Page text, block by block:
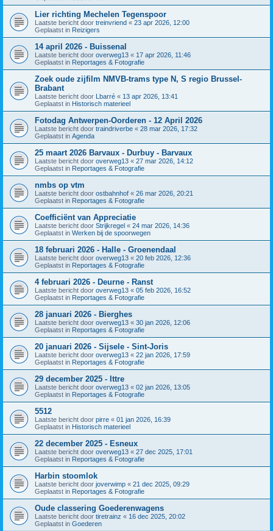
Lier richting Mechelen Tegenspoor
Laatste bericht door treinvriend « 23 apr 2026, 12:00
Geplaatst in Reizigers
14 april 2026 - Buissenal
Laatste bericht door overweg13 « 17 apr 2026, 11:46
Geplaatst in Reportages & Fotografie
Zoek oude zijfilm NMVB-trams type N, S regio Brussel-
Brabant
Laatste bericht door Lbarré « 13 apr 2026, 13:41
Geplaatst in Historisch materieel
Fotodag Antwerpen-Oorderen - 12 April 2026
Laatste bericht door traindriverbe « 28 mar 2026, 17:32
Geplaatst in Agenda
25 maart 2026 Barvaux - Durbuy - Barvaux
Laatste bericht door overweg13 « 27 mar 2026, 14:12
Geplaatst in Reportages & Fotografie
nmbs op vtm
Laatste bericht door ostbahnhof « 26 mar 2026, 20:21
Geplaatst in Reportages & Fotografie
Coefficiënt van Appreciatie
Laatste bericht door Strijkregel « 24 mar 2026, 14:36
Geplaatst in Werken bij de spoorwegen
18 februari 2026 - Halle - Groenendaal
Laatste bericht door overweg13 « 20 feb 2026, 12:36
Geplaatst in Reportages & Fotografie
4 februari 2026 - Deurne - Ranst
Laatste bericht door overweg13 « 05 feb 2026, 16:52
Geplaatst in Reportages & Fotografie
28 januari 2026 - Bierghes
Laatste bericht door overweg13 « 30 jan 2026, 12:06
Geplaatst in Reportages & Fotografie
20 januari 2026 - Sijsele - Sint-Joris
Laatste bericht door overweg13 « 22 jan 2026, 17:59
Geplaatst in Reportages & Fotografie
29 december 2025 - Ittre
Laatste bericht door overweg13 « 02 jan 2026, 13:05
Geplaatst in Reportages & Fotografie
5512
Laatste bericht door pirre « 01 jan 2026, 16:39
Geplaatst in Historisch materieel
22 december 2025 - Esneux
Laatste bericht door overweg13 « 27 dec 2025, 17:01
Geplaatst in Reportages & Fotografie
Harbin stoomlok
Laatste bericht door joverwimp « 21 dec 2025, 09:29
Geplaatst in Reportages & Fotografie
Oude classering Goederenwagens
Laatste bericht door tiretrainz « 16 dec 2025, 20:02
Geplaatst in Goederen